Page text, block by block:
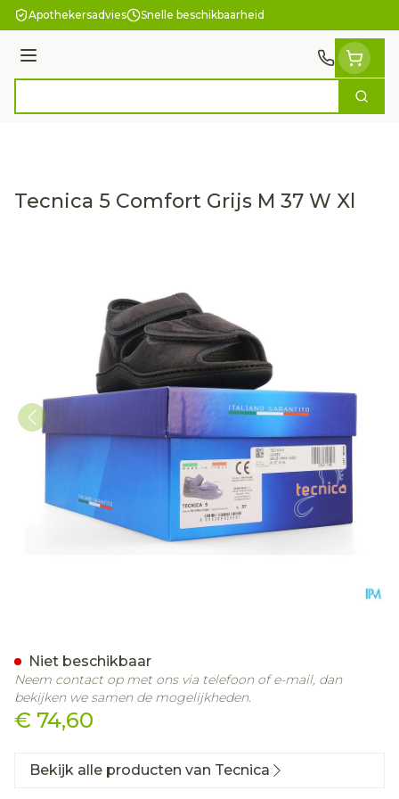
Ga naar de inhoud
Apothekersadvies Snelle beschikbaarheid
Menu
Zoek
Tecnica 5 Comfort Grijs M 37 W Xl
€ 74,60
Niet beschikbaar
Neem contact op met ons via telefoon of e-mail, dan
bekijken we samen de mogelijkheden.
Bekijk alle producten van Tecnica